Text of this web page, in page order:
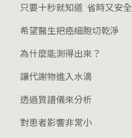
只要十秒就知道 省時又安全
希望醫生把癌細胞切乾淨
為什麼能測得出來？
讓代謝物進入水滴
透過質譜儀來分析
對患者影響非常小